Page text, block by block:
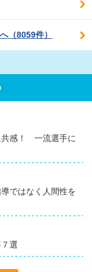
（8059件）
共感！ 一流選手に
ではなく人間性を
選